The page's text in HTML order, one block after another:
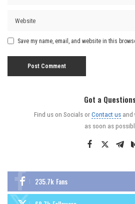
Save my name, email, and website in this
Got a
Find us on Socials orContact us and
as soon as
235.7k Fans